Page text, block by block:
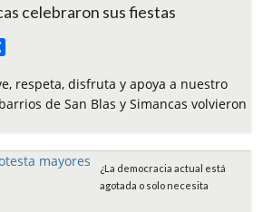
celebraron sus fiestas
m
p
t
respeta, disfruta y apoya a nuestro
de San Blas y Simancas volvieron
¿La democracia actual está
agotada o solo necesita